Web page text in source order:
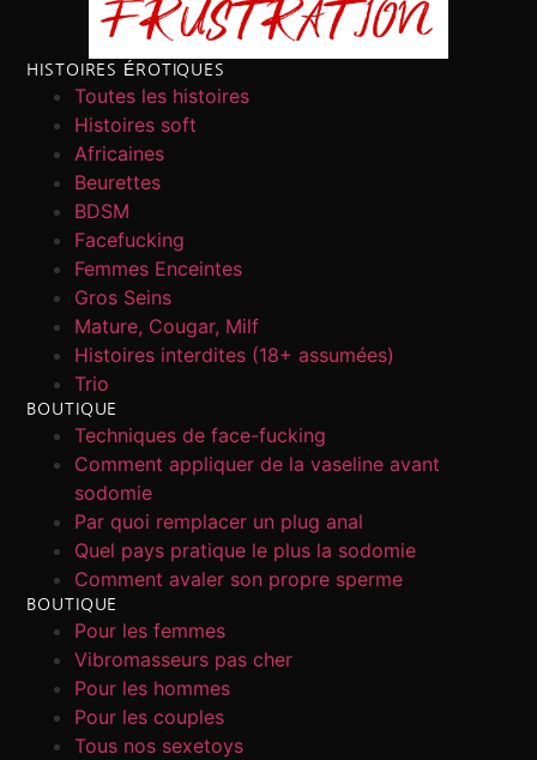
HISTOIRES ÉROTIQUES
Toutes les histoires
Histoires soft
Africaines
Beurettes
BDSM
Facefucking
Femmes Enceintes
Gros Seins
Mature, Cougar, Milf
Histoires interdites (18+ assumées)
Trio
BOUTIQUE
Techniques de face-fucking
Comment appliquer de la vaseline avant
sodomie
Par quoi remplacer un plug anal
Quel pays pratique le plus la sodomie
Comment avaler son propre sperme
BOUTIQUE
Pour les femmes
Vibromasseurs pas cher
Pour les hommes
Pour les couples
Tous nos sexetoys